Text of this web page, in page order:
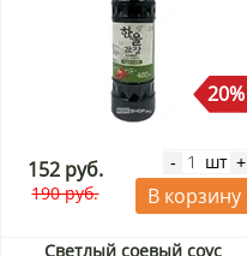
20%
152 руб.
190 руб.
- шт +
В корзину
Светлый соевый соус